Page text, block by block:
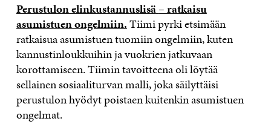
Perustulon elinkustannuslisä– ratkaisu
asumistuen ongelmiin.Tiimi pyrki etsimään
ratkaisua asumistuen tuomiin ongelmiin, kuten
kannustinloukkuihin ja vuokrien jatkuvaan
korottamiseen. Tiimin tavoitteena oli löytää
sellainen sosiaaliturvan malli, joka säilyttäisi
perustulon hyödyt poistaen kuitenkin asumistuen
ongelmat.